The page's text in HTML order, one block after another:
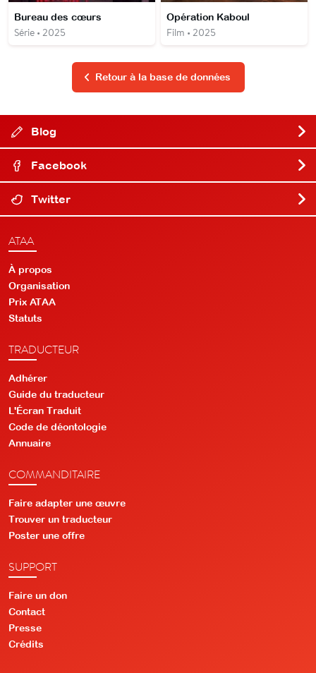
Bureau des cœurs
Série • 2025
Opération Kaboul
Film • 2025
Retour à la base de données
Blog
Facebook
Twitter
ATAA
À propos
Organisation
Prix ATAA
Statuts
TRADUCTEUR
Adhérer
Guide du traducteur
L'Écran Traduit
Code de déontologie
Annuaire
COMMANDITAIRE
Faire adapter une œuvre
Trouver un traducteur
Poster une offre
SUPPORT
Faire un don
Contact
Presse
Crédits